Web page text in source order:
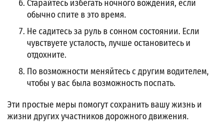
Старайтесь избегать ночного вождения, если
обычно спите в это время.
Не садитесь за руль в сонном состоянии. Если
чувствуете усталость, лучше остановитесь и
отдохните.
По возможности меняйтесь с другим водителем,
чтобы у вас была возможность поспать.
Эти простые меры помогут сохранить вашу жизнь и
жизни других участников дорожного движения.